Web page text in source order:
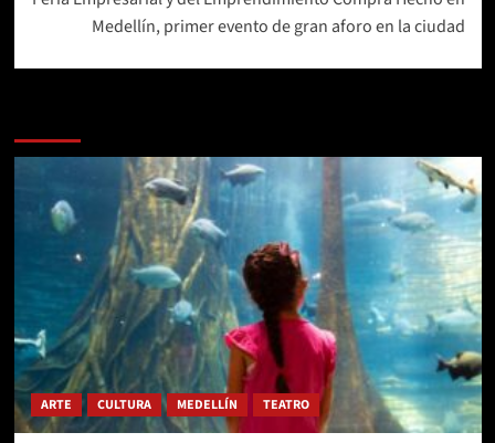
Medellín, primer evento de gran aforo en la ciudad
ARTE CULTURA MEDELLÍN TEATRO